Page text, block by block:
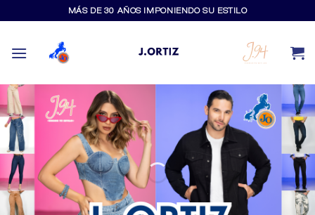
MÁS DE 30 AÑOS IMPONIENDO SU ESTILO